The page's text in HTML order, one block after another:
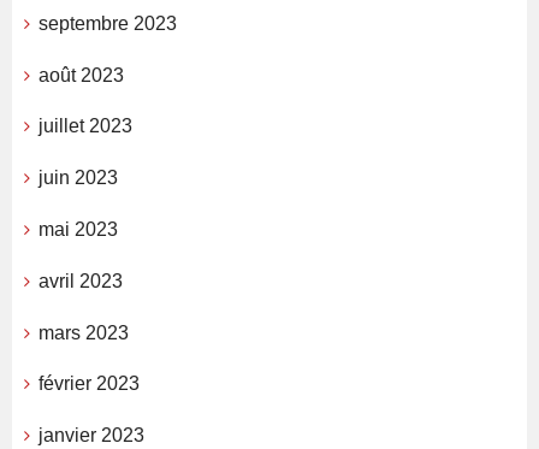
septembre 2023
août 2023
juillet 2023
juin 2023
mai 2023
avril 2023
mars 2023
février 2023
janvier 2023